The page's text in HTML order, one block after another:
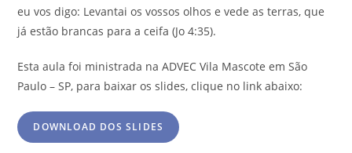
eu vos digo: Levantai os vossos olhos e vede as terras, que
já estão brancas para a ceifa (Jo 4:35).
Esta aula foi ministrada na ADVEC Vila Mascote em São
Paulo – SP, para baixar os slides, clique no link abaixo:
DOWNLOAD DOS SLIDES